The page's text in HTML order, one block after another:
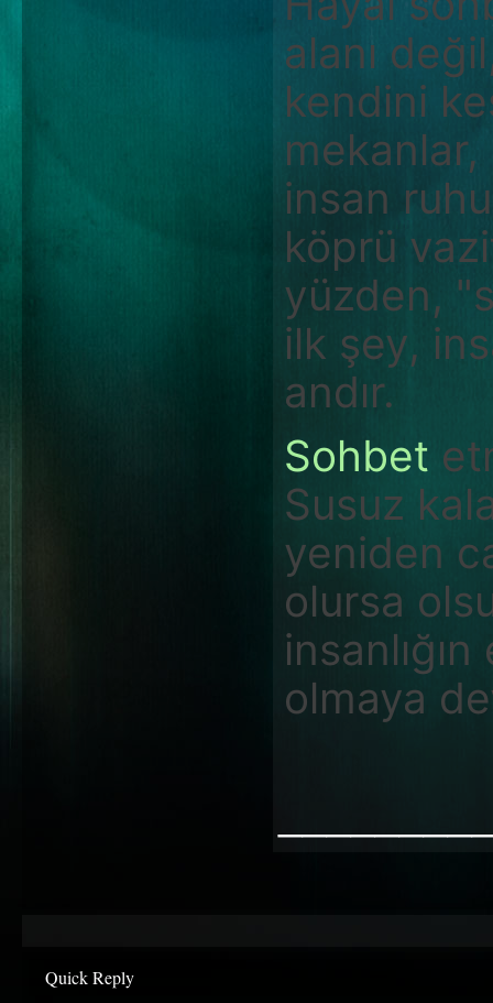
alanı
kendini
insan
köprü
yüzden,
ilk şey,
andır.
Sohbet
Susuz
yeniden
olursa
olmaya
Quick Reply